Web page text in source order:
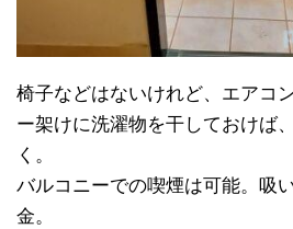
椅子などはないけれど、エアコ
ー架けに洗濯物を干しておけば
く。
バルコニーでの喫煙は可能。吸
金。